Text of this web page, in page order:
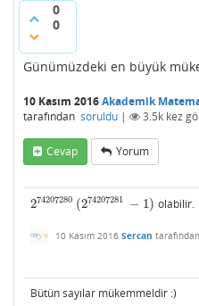
0
0
Günümüzdeki en büyük
10 Kasım 2016Akademik
tarafından soruldu | 3.5k kez
Cevap Yorum
274207280 (274207281 − 1)
274207280(274207281−1)
olabilir.
10 Kasım 2016 Sercan tarafından
Bütün sayılar mükemmeldir :)